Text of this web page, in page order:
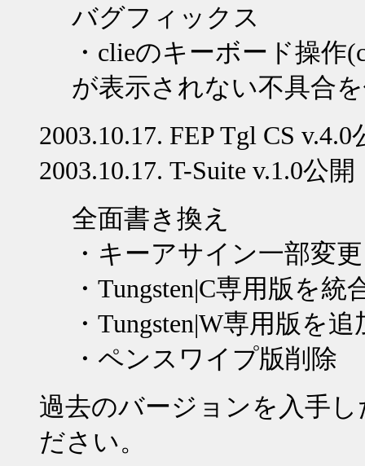
バグフィックス
・ clieのキーボード操作
が表示されない不具合
2003.10.17. FEP Tgl CS v.4.0
2003.10.17. T-Suite v.1.0公開
全面書き換え
・キーアサイン一部変更
・ Tungsten|C専用版を統
・ Tungsten|W専用版を追
・ペンスワイプ版削除
過去のバージョンを入手
ださい。